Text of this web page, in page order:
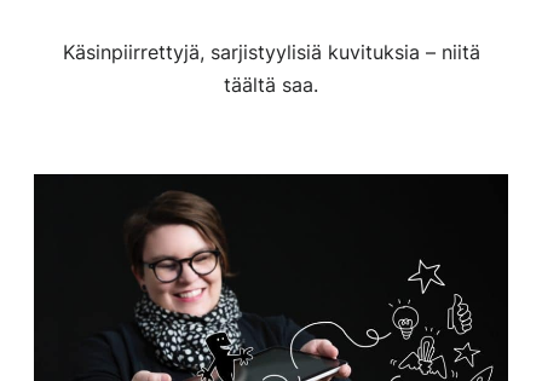
Käsinpiirrettyjä, sarjistyylisiä kuvituksia – niitä
täältä saa.